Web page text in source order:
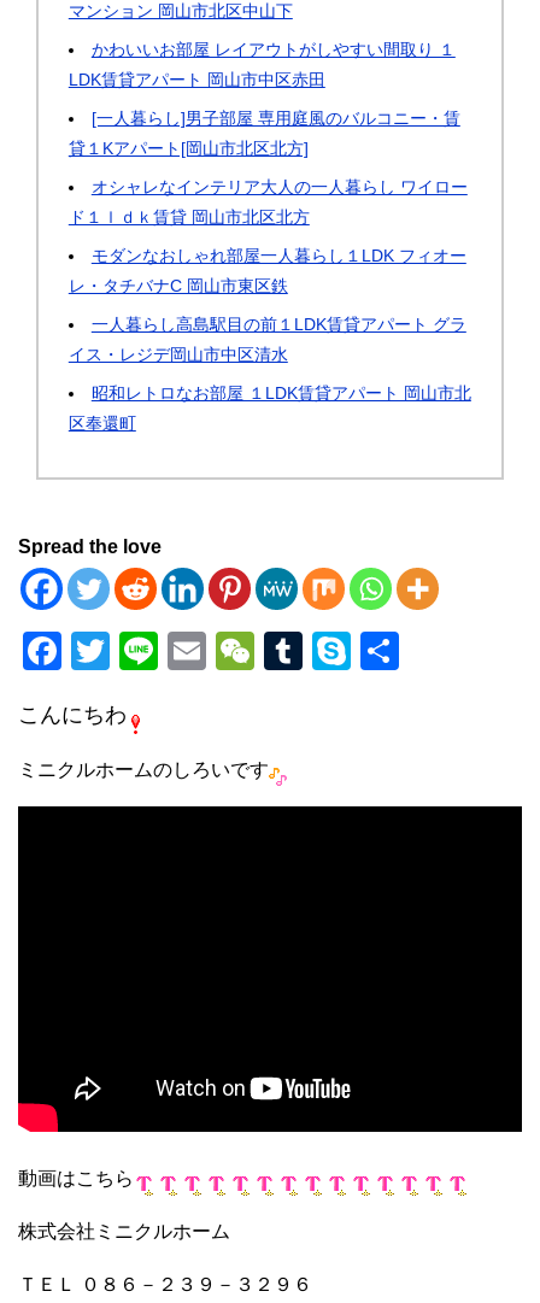
マンション 岡山市北区中山下
かわいいお部屋 レイアウトがしやすい間取り １
LDK賃貸アパート 岡山市中区赤田
[一人暮らし]男子部屋 専用庭風のバルコニー・賃
貸１Kアパート[岡山市北区北方]
オシャレなインテリア大人の一人暮らし ワイロー
ド１ｌｄｋ賃貸 岡山市北区北方
モダンなおしゃれ部屋一人暮らし１LDK フィオー
レ・タチバナC 岡山市東区鉄
一人暮らし高島駅目の前１LDK賃貸アパート グラ
イス・レジデ岡山市中区清水
昭和レトロなお部屋 １LDK賃貸アパート 岡山市北
区奉還町
Spread the love
F
c
e
b
T
tt
er
Li
E
W
h
at
T
r
S
こんにちわ
ミニクルホームのしろいです
動画はこちら
株式会社ミニクルホーム
ＴＥＬ ０８６－２３９－３２９６